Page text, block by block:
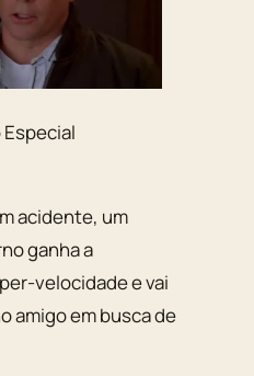
acidente, um
ganha a
velocidade e vai
amigo em busca de